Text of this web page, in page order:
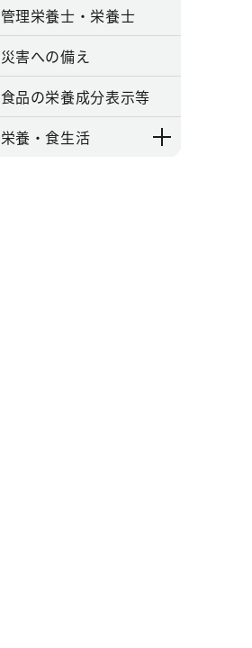
管理栄養士・栄養士
災害への備え
食品の栄養成分表示等
栄養・食生活